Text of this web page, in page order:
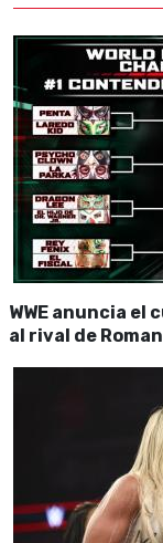
WWE anuncia
al rival de